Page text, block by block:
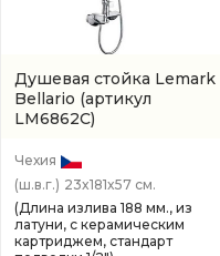
Душевая стойка Lemark
Bellario (артикул
LM6862C)
Чехия
(ш.в.г.) 23x181x57 см.
(Длина излива 188 мм., из
латуни, с керамическим
картриджем, стандарт